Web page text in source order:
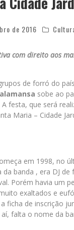
de 2016
com direito aos
de forró do
sobe ao
A festa, que será
Maria – Cidade
em 1998, no
banda , era DJ
Porém havia um
exaltados e
ficha de inscrição
falta o nome da